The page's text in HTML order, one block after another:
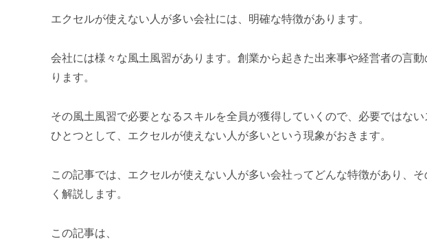
エクセルが使えない人が多い会社には、明確な特徴があります。
会社には様々な風土風習があります。創業から起きた出来事や経営者の言
ります。
その風土風習で必要となるスキルを全員が獲得していくので、必要ではな
ひとつとして、エクセルが使えない人が多いという現象がおきます。
この記事では、エクセルが使えない人が多い会社ってどんな特徴があり、
く解説します。
この記事は、